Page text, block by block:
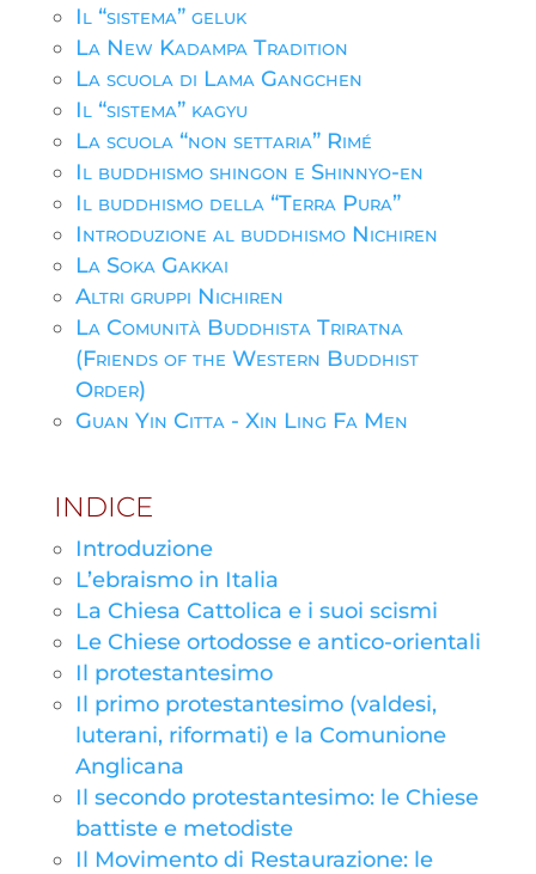
Il “sistema” geluk
La New Kadampa Tradition
La scuola di Lama Gangchen
Il “sistema” kagyu
La scuola “non settaria” Rimé
Il buddhismo shingon e Shinnyo-en
Il buddhismo della “Terra Pura”
Introduzione al buddhismo Nichiren
La Soka Gakkai
Altri gruppi Nichiren
La Comunità Buddhista Triratna
(Friends of the Western Buddhist
Order)
Guan Yin Citta - Xin Ling Fa Men
INDICE
Introduzione
L’ebraismo in Italia
La Chiesa Cattolica e i suoi scismi
Le Chiese ortodosse e antico-orientali
Il protestantesimo
Il primo protestantesimo (valdesi,
luterani, riformati) e la Comunione
Anglicana
Il secondo protestantesimo: le Chiese
battiste e metodiste
Il Movimento di Restaurazione: le